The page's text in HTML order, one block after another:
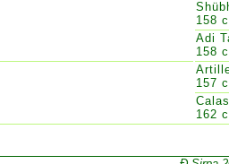
158
Adi
158
157
162